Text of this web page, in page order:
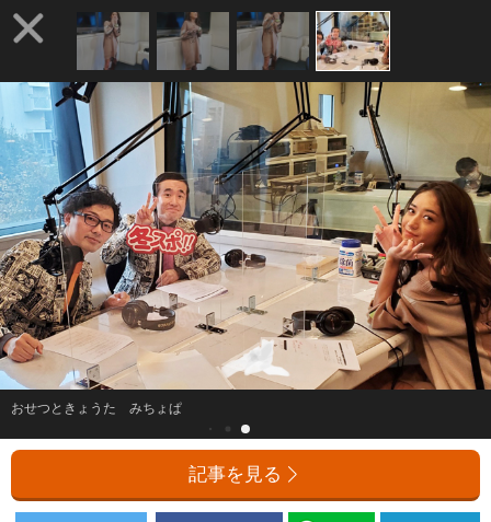
おせつときょうた みちょぱ
記事を見る